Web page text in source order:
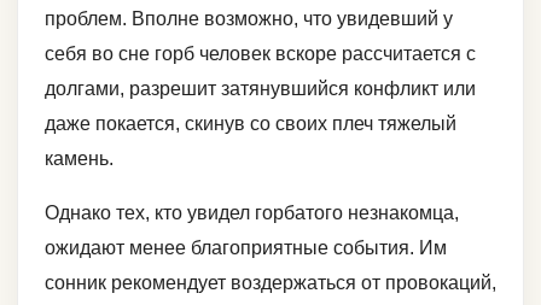
проблем. Вполне возможно, что увидевший у
себя во сне горб человек вскоре рассчитается с
долгами, разрешит затянувшийся конфликт или
даже покается, скинув со своих плеч тяжелый
камень.
Однако тех, кто увидел горбатого незнакомца,
ожидают менее благоприятные события. Им
сонник рекомендует воздержаться от провокаций,